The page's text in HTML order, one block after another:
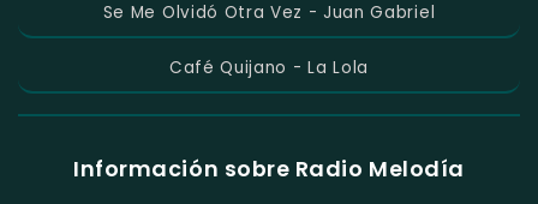
Se Me Olvidó Otra Vez - Juan Gabriel
Café Quijano - La Lola
Información sobre Radio Melodía